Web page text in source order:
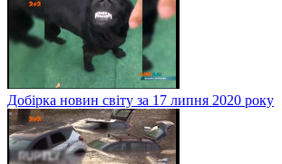
Добірка новин світу за 17 липня 2020 року